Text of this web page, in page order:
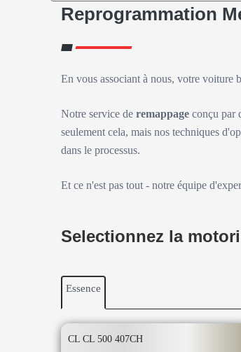
Reprogrammation
En vous associant à nous, votre voiture
Notre service de remappage conçu par
seulement cela, mais nos techniques
dans le processus.
Et ce n'est pas tout - notre équipe
Selectionnez la
Essence
CL CL 500 407CH